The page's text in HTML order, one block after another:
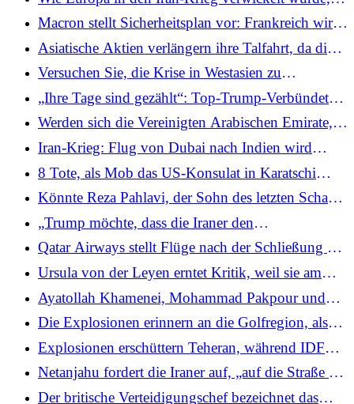
wieder aufgenommen wird
als seine Militärstützpunkte angegriffen wurden
Macron stellt Sicherheitsplan vor: Frankreich wird
sein Atomarsenal ausbauen und atomar bewaffnete
Flugzeuge in verbündeten Ländern stationieren
Asiatische Aktien verlängern ihre Talfahrt, da die
Angriffe der USA und Israels auf den Iran in den
vierten Tag eintreten
Versuchen Sie, die Krise in Westasien zu
verstehen? Beginnen Sie mit diesen wichtigen
Büchern
„Ihre Tage sind gezählt“: Top-Trump-Verbündeter
nennt nach Iran nächstes Ziel für einen
Regimewechsel
Werden sich die Vereinigten Arabischen Emirate,
Saudi-Arabien und andere Golfstaaten dem Krieg
anschließen, während der Iran die Region angreift?
Iran-Krieg: Flug von Dubai nach Indien wird
wieder aufgenommen, Luftraumstörungen führen
jedoch zu einem Anstieg der Annullierungen
8 Tote, als Mob das US-Konsulat in Karatschi
stürmt und Teile des Gebäudes wegen Khameneis
Tod in Brand setzt
Könnte Reza Pahlavi, der Sohn des letzten Schahs
Irans, nach Khameneis Tod zurückkehren?
„Trump möchte, dass die Iraner den
Regimewechsel von innen heraus ermöglichen“:
Der ehemalige britische CDS-General Carter über
das amerikanisch-israelische Ziel
Qatar Airways stellt Flüge nach der Schließung des
katarischen Luftraums ein
Ursula von der Leyen erntet Kritik, weil sie am
Montag ein EU-Sicherheitstreffen anberaumt,
während der Iran-Krieg weiter tobt
Ayatollah Khamenei, Mohammad Pakpour und
mehr: Führende iranische Führer bei Angriffen
zwischen den USA und Israel getötet
Die Explosionen erinnern an die Golfregion, als
bei einem Angriff auf einen Öltanker vor Oman
Besatzungsmitglieder verletzt wurden
Explosionen erschüttern Teheran, während IDF
sagt, Angriffe zielen nach Khameneis Tötung auf
das „Herz“ der Stadt
Netanjahu fordert die Iraner auf, „auf die Straße zu
gehen“ und nennt dies eine „einmalige Chance, das
Der britische Verteidigungschef bezeichnet das